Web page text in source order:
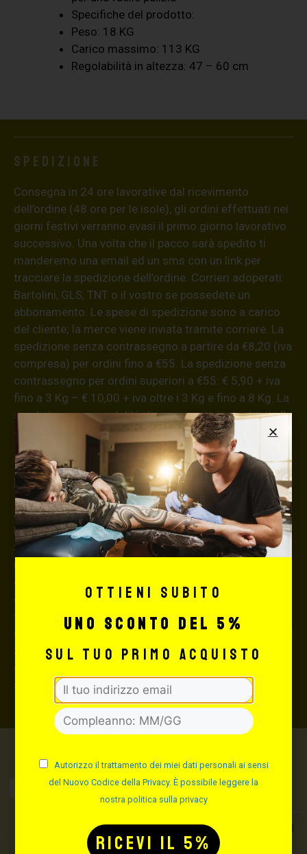
Specifiche del prodotto:
Peso: 18 KG
Carico massimo: 113 KG
Regolabilità in altezza: 47 – 60 cm
Spedizione
Consegna in 24 ore lavorative dal ricevimento
dell’ordine (48 ore per le isole), gli ordini effettuati nei
giorni festivi verranno evasi il primo giorno lavorativo
successivo. Una volta che il pacco sarà spedito ti
manderemo una email ed un sms con un link per
tracciare la spedizione dell’ordine. Corrieri adoperati:
Bartolini, GLS, TNT o il vostro se possedete un
abbonamento. Le spese di spedizione sono a carico
del cliente; la merce viene inviata tramite corriere. La
spedizione senza contrassegno a partire da €8,20 (iva
compresa) per ordini fino a €55. La spedizione senza
contrassegno per ordini superiori a €55: € 5,90 + iva
fino a 3 Kg – € 10,00 + iva oltre i 3 Kg e fino a 8 Kg. La
spedizione con modalità di pagamento in contanti alla
consegna ha un supplemento di € 5,00 + iva.
Informazioni aggiuntive
ATTENZIONE!
La merce viaggia a rischio e pericolo del committente.
Si consiglia, per spedizioni superiori a € 500,00 di
richiedere l’invio della merce con assicurazione (in
questo caso, se la merce dovesse essere smarrita o
danneggiata dal corriere, quest’ultimo risarcirà l’intero
valore della merce, in caso contrario nessuno
rimborserà il destinatario) con un costo aggiuntivo del
3,5% sul valore totale del carrello, da richiedere prima
di concludere il pagamento al seguente indirizzo:
shop@maxsignorello.it.
Max Signorello
Tattoo Supply
TUTTO PER IL TUO
TATTOO STUDIO
Ottieni subito
uno sconto del 5%
sul tuo primo acquisto
Autorizzo il trattamento dei miei dati personali ai sensi
del Nuovo Codice della Privacy. È possibile leggere la
nostra politica sulla privacy